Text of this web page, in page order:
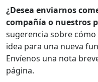
¿Desea enviarnos
compañía o nuestros
sugerencia sobre
idea para una nueva
Envíenos una nota
página.